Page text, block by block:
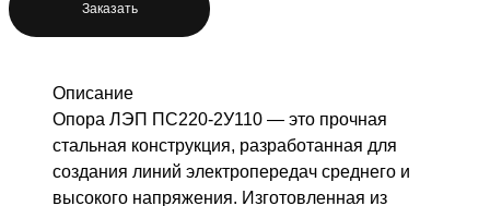
Заказать
Описание
Опора ЛЭП ПС220-2У110 — это прочная
стальная конструкция, разработанная для
создания линий электропередач среднего и
высокого напряжения. Изготовленная из